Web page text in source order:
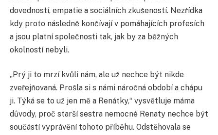
dovedností, empatie a sociálních zkušeností. Nezřídka
kdy proto následně končívají v pomáhajících profesích
a jsou platní společnosti tak, jak by za běžných
okolností nebyli.
„Prý ji to mrzí kvůli nám, ale už nechce být nikde
zveřejňovaná. Prošla si s námi náročná období a chápu
ji. Týká se to už jen mě a Renátky,“ vysvětluje máma
důvody, proč starší sestra nemocné Renaty nechce být
součástí vyprávění tohoto příběhu. Odstěhovala se